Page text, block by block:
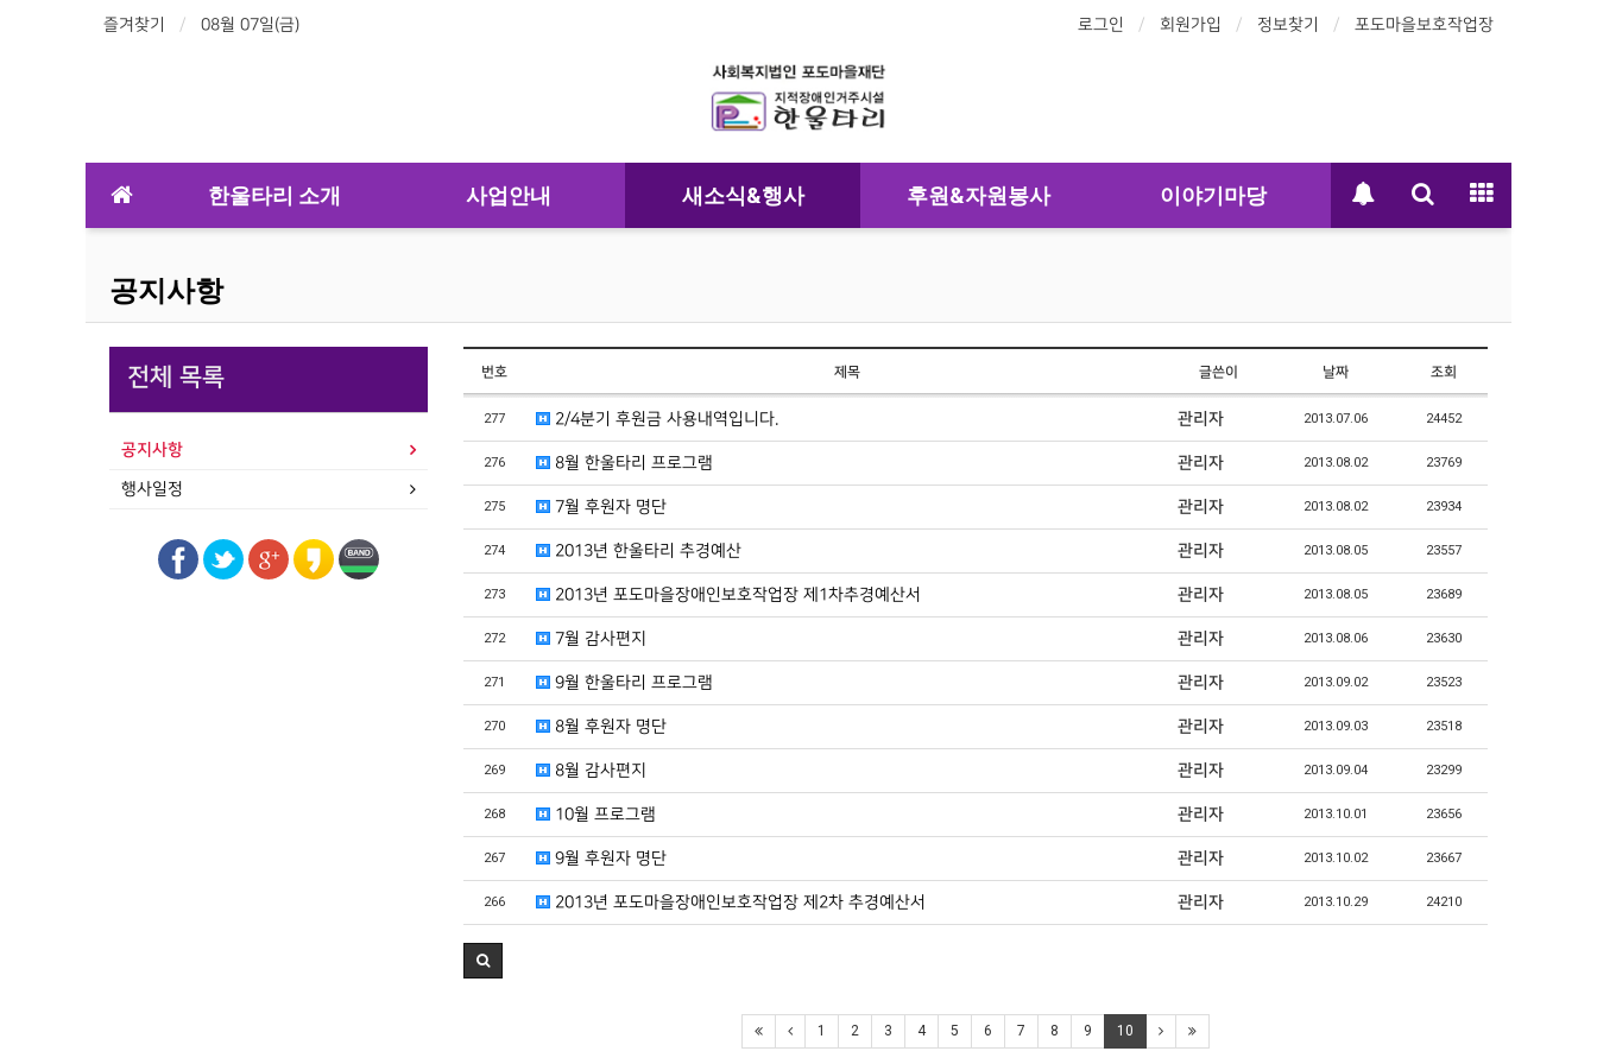
즐겨찾기 08월 07일(금) 로그인 회원가입 정보찾기 포도마을보호작업장
한울타리 소개 사업안내 새소식&행사 후원&자원봉사 이야기마당
공지사항
번호 제목 글쓴이 날짜 조회
277 2/4분기 후원금 사용내역입니다. 관리자 2013.07.06 24452
276 8월 한울타리 프로그램 관리자 2013.08.02 23769
275 7월 후원자 명단 관리자 2013.08.02 23934
274 2013년 한울타리 추경예산 관리자 2013.08.05 23557
273 2013년 포도마을장애인보호작업장 제1차추경예산서 관리자 2013.08.05 23689
272 7월 감사편지 관리자 2013.08.06 23630
271 9월 한울타리 프로그램 관리자 2013.09.02 23523
270 8월 후원자 명단 관리자 2013.09.03 23518
269 8월 감사편지 관리자 2013.09.04 23299
268 10월 프로그램 관리자 2013.10.01 23656
267 9월 후원자 명단 관리자 2013.10.02 23667
266 2013년 포도마을장애인보호작업장 제2차 추경예산서 관리자 2013.10.29 24210
1 2 3 4 5 6 7 8 9 10
전체 목록
공지사항
행사일정